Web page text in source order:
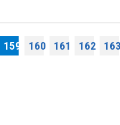
159 160 161 162